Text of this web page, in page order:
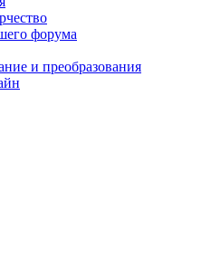
форума
и преобразования